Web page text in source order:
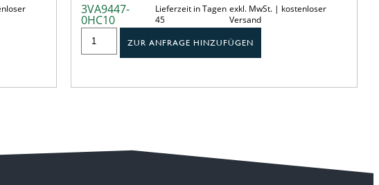
3VA9447-
0HC10
Lieferzeit in Tagen
45
exkl. MwSt. | kostenloser
Versand
ZUR ANFRAGE HINZUFÜGEN